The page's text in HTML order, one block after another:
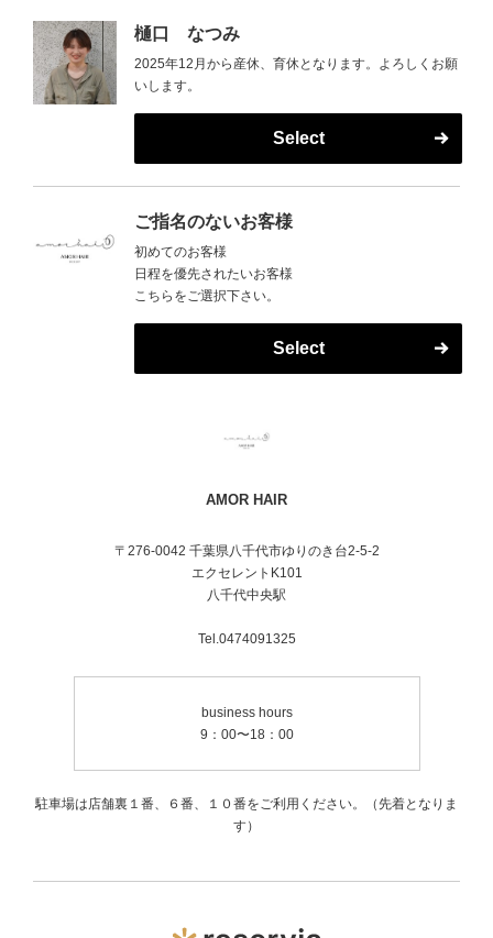
樋口 なつみ
2025年12月から産休、育休となります。よろしくお願
いします。
Select
ご指名のないお客様
初めてのお客様
日程を優先されたいお客様
こちらをご選択下さい。
Select
AMOR HAIR
〒276-0042 千葉県八千代市ゆりのき台2-5-2
エクセレントK101
八千代中央駅
Tel.0474091325
business hours
9：00〜18：00
駐車場は店舗裏１番、６番、１０番をご利用ください。（先着となりま
す）